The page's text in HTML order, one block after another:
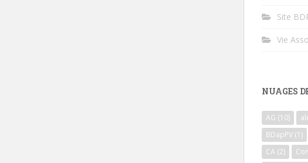
Site
Vie
NUAGES
AG (10)
BDapPV (1)
CA (2)